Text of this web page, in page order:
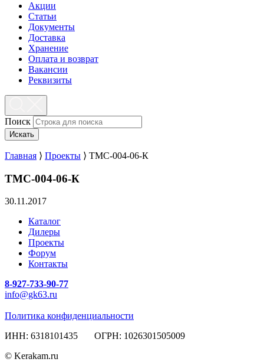
Акции
Статьи
Документы
Доставка
Хранение
Оплата и возврат
Вакансии
Реквизиты
Поиск
Искать
Главная ⟩ Проекты ⟩ ТМС-004-06-К
ТМС-004-06-К
30.11.2017
Каталог
Дилеры
Проекты
Форум
Контакты
8-927-733-90-77
info@gk63.ru
Политика конфиденциальности
ИНН: 6318101435 ОГРН: 1026301505009
© Kerakam.ru